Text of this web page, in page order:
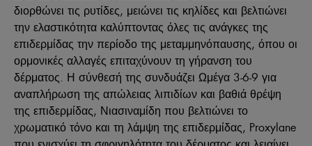
διορθώνει τις ρυτίδες, μειώνει τις κηλίδες και βελτιώνει
την ελαστικότητα καλύπτοντας όλες τις ανάγκες της
επιδερμίδας την περίοδο της μεταμμηνόπαυσης, όπου οι
ορμονικές αλλαγές επιταχύνουν τη γήρανση του
δέρματος. Η σύνθεσή της συνδυάζει Ωμέγα 3-6-9 για
αναπλήρωση της απώλειας λιπιδίων και βαθιά θρέψη
της επιδερμίδας, Νιασιναμίδη που βελτιώνει το
χρωματικό τόνο και τη λάμψη της επιδερμίδας, Proxylane